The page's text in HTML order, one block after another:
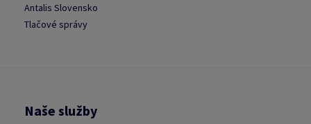
Antalis Slovensko
Tlačové správy
Naše služby